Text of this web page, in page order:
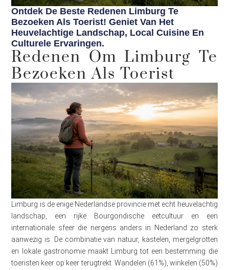
Ontdek De Beste Redenen Limburg Te
Bezoeken Als Toerist! Geniet Van Het
Heuvelachtige Landschap, Local Cuisine En
Culturele Ervaringen.
Redenen Om Limburg Te
Bezoeken Als Toerist
Limburg is de enige Nederlandse provincie met echt heuvelachtig
landschap, een rijke Bourgondische eetcultuur en een
internationale sfeer die nergens anders in Nederland zo sterk
aanwezig is. De combinatie van natuur, kastelen, mergelgrotten
en lokale gastronomie maakt Limburg tot een bestemming die
toeristen keer op keer terugtrekt. Wandelen (61%), winkelen (50%)